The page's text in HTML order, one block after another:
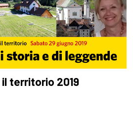
territorio 2019